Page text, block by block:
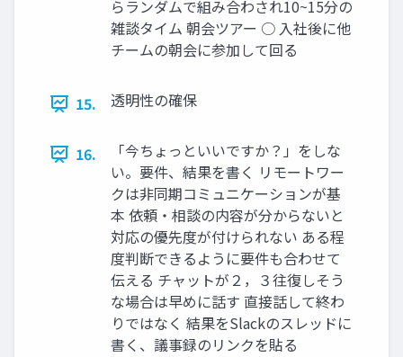
らランダムで組み合わされ10~15分の
雑談タイム 朝会ツアー ○ ⼊社後に他
チームの朝会に参加して回る
15. 透明性の確保
16.
「今ちょっといいですか？」をしな
い。要件、結果を書く リモートワー
クは⾮同期コミュニケーションが基
本 依頼‧相談の内容が分からないと
対応の優先度が付けられない ある程
度判断できるように要件も合わせて
伝える チャットが２，３往復しそう
な場合は早めに話す 直接話して終わ
りではなく 結果をSlackのスレッドに
書く、議事録のリンクを貼る